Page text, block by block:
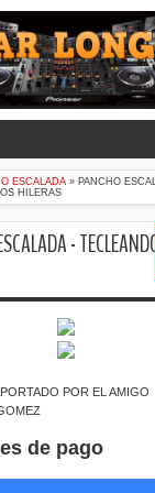
ESCALADA » PANCHO
HILERAS
-
POR EL AMIGO
de pago